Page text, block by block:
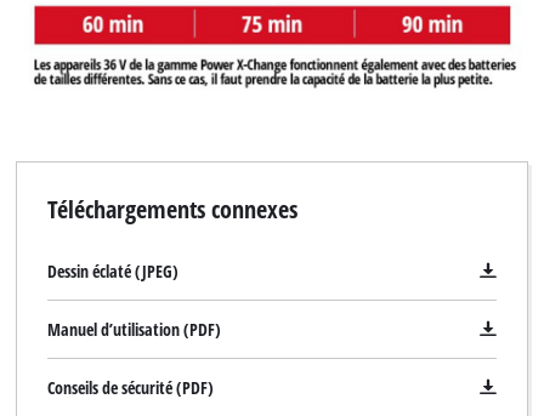
Téléchargements connexes
Dessin éclaté (JPEG)
Manuel d’utilisation (PDF)
Conseils de sécurité (PDF)